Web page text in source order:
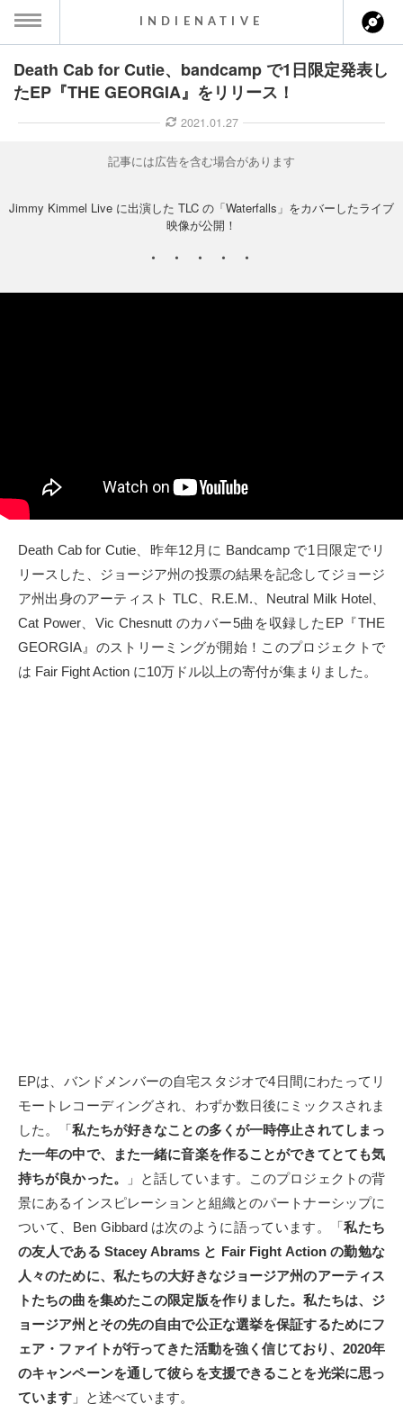
MENU
ト情報
カマー
Twitter
instagram
Tumblr
INDIENATIVE
Death Cab for Cutie、bandcamp で1日限定発表し
たEP『THE GEORGIA』をリリース！
2021.01.27
記事には広告を含む場合があります
Jimmy Kimmel Live に出演した TLC の「Waterfalls」をカバーしたライブ
映像が公開！
Death Cab for Cutie、昨年12月に Bandcamp で1日限定でリ
リースした、ジョージア州の投票の結果を記念してジョージ
ア州出身のアーティスト TLC、R.E.M.、Neutral Milk Hotel、
Cat Power、Vic Chesnutt のカバー5曲を収録したEP『THE
GEORGIA』のストリーミングが開始！このプロジェクトで
は Fair Fight Action に10万ドル以上の寄付が集まりました。
EPは、バンドメンバーの自宅スタジオで4日間にわたってリ
モートレコーディングされ、わずか数日後にミックスされま
した。「私たちが好きなことの多くが一時停止されてしまっ
た一年の中で、また一緒に音楽を作ることができてとても気
持ちが良かった。
」と話しています。このプロジェクトの背
景にあるインスピレーションと組織とのパートナーシップに
ついて、Ben Gibbard は次のように語っています。「私たち
の友人である Stacey Abrams と Fair Fight Action の勤勉な
人々のために、私たちの大好きなジョージア州のアーティス
トたちの曲を集めたこの限定版を作りました。私たちは、ジ
ョージア州とその先の自由で公正な選挙を保証するためにフ
ェア・ファイトが行ってきた活動を強く信じており、2020年
のキャンペーンを通して彼らを支援できることを光栄に思っ
ています 」と述べています。